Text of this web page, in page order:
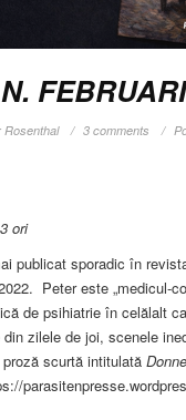
Rosenthal 3 comments
ori
publicat sporadic în
Peter este „medicul-
de psihiatrie în celălalt
din zilele de joi, scenele
proză scurtă intitulată